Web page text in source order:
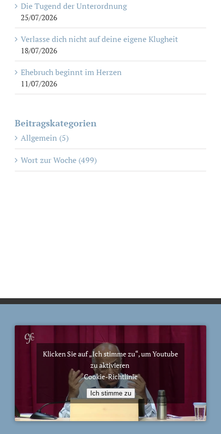
Die Tugend der Unterordnung
25/07/2026
Verlasse dich nicht auf deine eigene Klugheit
18/07/2026
Ehebruch beginnt im Herzen
11/07/2026
Beitragskategorien
Allgemein (5)
Wort zur Woche (499)
Klicken Sie auf „Ich stimme zu“, um Youtube
zu aktivieren
Cookie-Richtlinie
Ich stimme zu